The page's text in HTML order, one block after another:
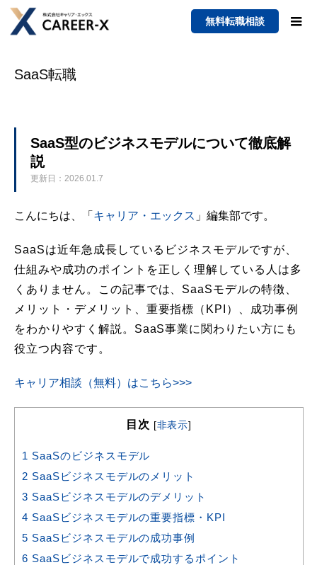
無料転職相談
SaaS転職
SaaS型のビジネスモデルについて徹底解
説
更新日：2026.01.7
こんにちは、「 キャリア・エックス 」編集部です。
SaaSは近年急成長しているビジネスモデルですが、
仕組みや成功のポイントを正しく理解している人は多
くありません。この記事では、SaaSモデルの特徴、
メリット・デメリット、重要指標（KPI）、成功事例
をわかりやすく解説。SaaS事業に関わりたい方にも
役立つ内容です。
キャリア相談（無料）はこちら>>>
目次 [非表示]
1 SaaSのビジネスモデル
2 SaaSビジネスモデルのメリット
3 SaaSビジネスモデルのデメリット
4 SaaSビジネスモデルの重要指標・KPI
5 SaaSビジネスモデルの成功事例
6 SaaSビジネスモデルで成功するポイント